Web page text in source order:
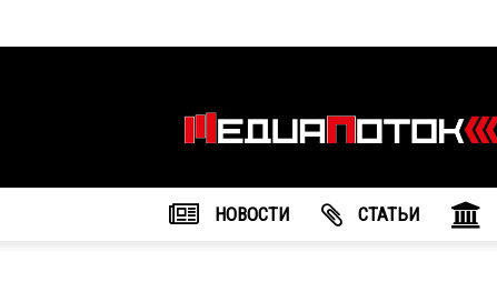
агентство
"МедиаПоток"
НОВОСТИ CТАТЬИ